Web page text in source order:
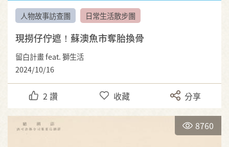
人物故事訪查團 日常生活散步團
現撈仔佇遮！蘇澳魚市奪胎換骨
留白計畫 feat. 獅生活
2024/10/16
2 讚 收藏 分享
8760